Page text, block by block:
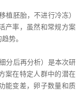
胚胎，不进行冷冻）
产率，虽然和常规方案
势。
后再分析）是本次研
案在特定人群中的潜在
能变差，卵子数量和质